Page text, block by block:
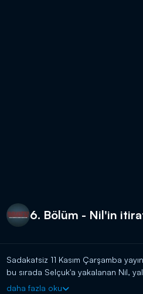
6. Bölüm - Nil'in
Sadakatsiz 11 Kasım Çarşamba
bu sırada Selçuk'a yakalanan Nil,
dönüşmüş, Nil'e çok iyi davranmaya
daha fazla oku